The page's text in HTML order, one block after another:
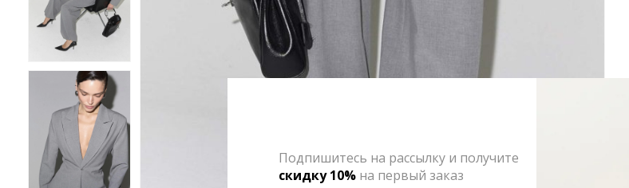
Подпишитесь на рассылку и получите
скидку 10%на первый заказ